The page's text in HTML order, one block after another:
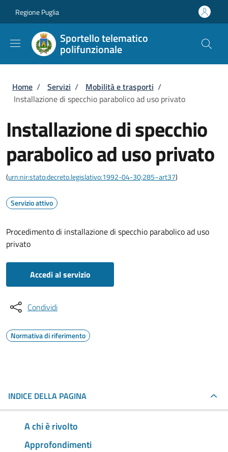
Regione Puglia
Sportello telematico
polifunzionale
Briciole di pane
Home / Servizi / Mobilità e trasporti /
Installazione di specchio parabolico ad uso privato
Installazione di specchio
parabolico ad uso privato
(urn:nir:stato:decreto.legislativo:1992-04-30;285~art37)
Servizio attivo
Procedimento di installazione di specchio parabolico ad uso
privato
Accedi al servizio
Condividi
Normativa di riferimento
INDICE DELLA PAGINA
A chi è rivolto
Approfondimenti